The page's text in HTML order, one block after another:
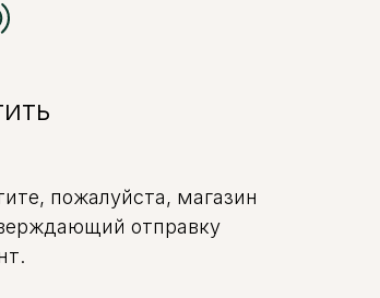
пожалуйста, магазин
отправку